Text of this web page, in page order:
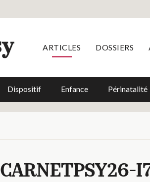
ARTICLES DOSSIERS
Dispositif Enfance Périnatalité
CARNETPSY26-